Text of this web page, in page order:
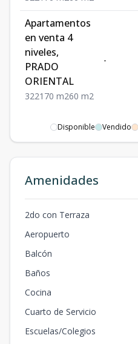
Apartamentos
en venta 4
niveles,
PRADO
ORIENTAL
322170 m260 m2
-
Disponible Vendido
Amenidades
2do con Terraza
Aeropuerto
Balcón
Baños
Cocina
Cuarto de Servicio
Escuelas/Colegios